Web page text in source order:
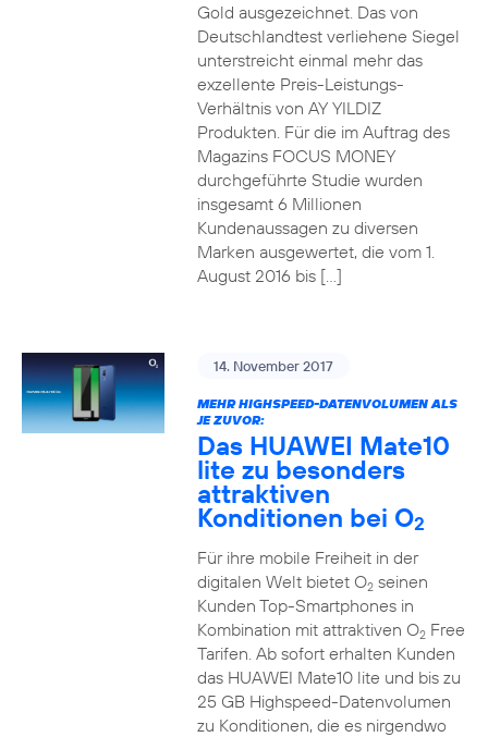
Gold ausgezeichnet. Das von
Deutschlandtest verliehene Siegel
unterstreicht einmal mehr das
exzellente Preis-Leistungs-
Verhältnis von AY YILDIZ
Produkten. Für die im Auftrag des
Magazins FOCUS MONEY
durchgeführte Studie wurden
insgesamt 6 Millionen
Kundenaussagen zu diversen
Marken ausgewertet, die vom 1.
August 2016 bis […]
14. November 2017
MEHR HIGHSPEED-DATENVOLUMEN ALS
JE ZUVOR:
Das HUAWEI Mate10
lite zu besonders
attraktiven
Konditionen bei O2
Für ihre mobile Freiheit in der
digitalen Welt bietet O2seinen
Kunden Top-Smartphones in
Kombination mit attraktiven O2Free
Tarifen. Ab sofort erhalten Kunden
das HUAWEI Mate10 lite und bis zu
25 GB Highspeed-Datenvolumen
zu Konditionen, die es nirgendwo